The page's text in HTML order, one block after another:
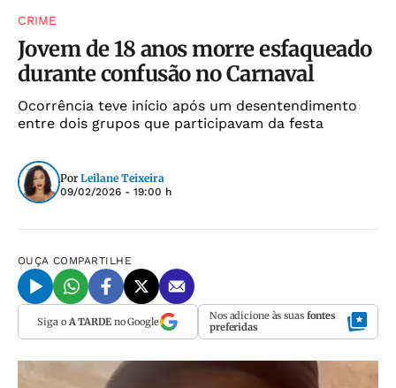
CRIME
Jovem de 18 anos morre esfaqueado
durante confusão no Carnaval
Ocorrência teve início após um desentendimento
entre dois grupos que participavam da festa
Por Leilane Teixeira
09/02/2026 - 19:00 h
OUÇA COMPARTILHE
Siga o A TARDEno Google Nos adicione às suas fontes
preferidas